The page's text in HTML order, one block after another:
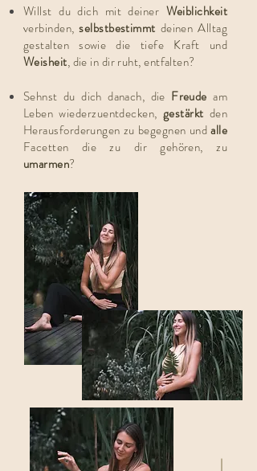
Willst du dich mit deiner Weiblichkeit
verbinden,selbstbestimmt deinen Alltag
gestalten sowie die tiefe Kraft und
Weisheit, die in dir ruht, entfalten?
Sehnst du dich danach, die Freudeam
Leben wiederzuentdecken, gestärkt den
Herausforderungen zu begegnen undalle
Facetten die zu dir gehören, zu
umarmen?